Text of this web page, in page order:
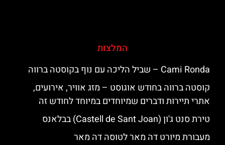
המלצות
‪‪Cami Ronda‬‬ – שביל הליכה עם נוף בקוסטה ברווה
קוסטה ברווה בחודש אוגוסט – מזג אוויר, אירועים,
אתרי תיירות ודברים שמיוחדים במיוחד לחודש זה
טירת סנט ג'ון (Castell de Sant Joan) בבלאנס
מעבורת מיורט דה מאר לטוסה דה מאר